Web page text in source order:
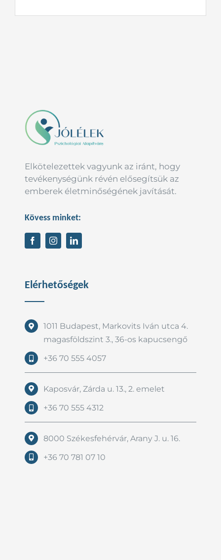
Elkötelezettek vagyunk az iránt, hogy
tevékenységünk révén elősegítsük az
emberek életminőségének javítását.
Kövess minket:
Elérhetőségek
1011 Budapest, Markovits Iván utca 4.
magasföldszint 3., 36-os kapucsengő
+36 70 555 4057
Kaposvár, Zárda u. 13., 2. emelet
+36 70 555 4312
8000 Székesfehérvár, Arany J. u. 16.
+36 70 781 07 10